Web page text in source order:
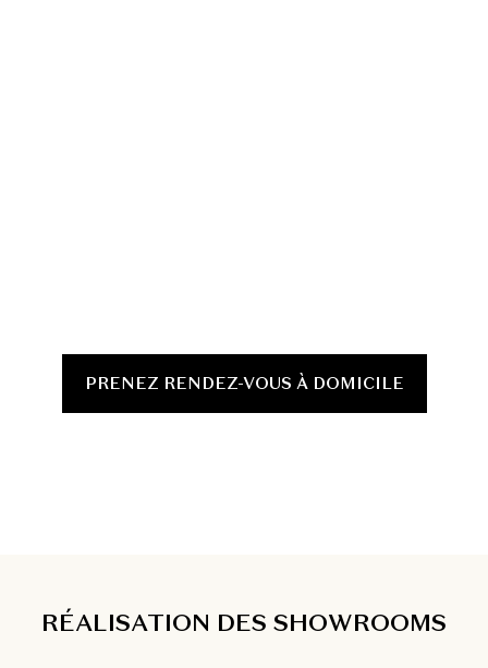
PRENEZ RENDEZ-VOUS À DOMICILE
RÉALISATION DES SHOWROOMS